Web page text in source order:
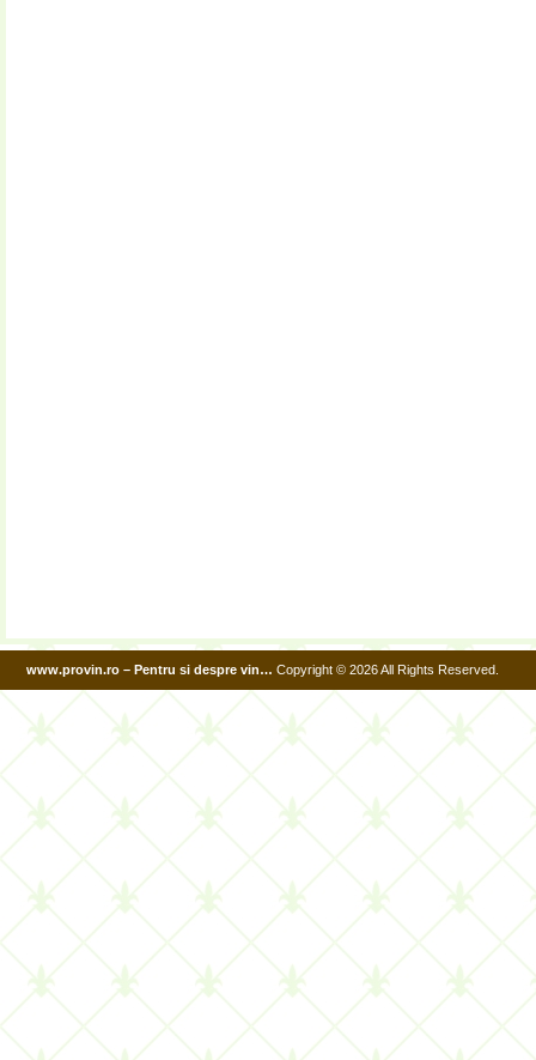
www.provin.ro – Pentru si despre vin… Copyright © 2026 All Rights Reserved.